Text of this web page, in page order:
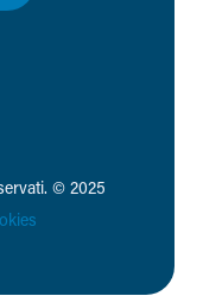
© 2025